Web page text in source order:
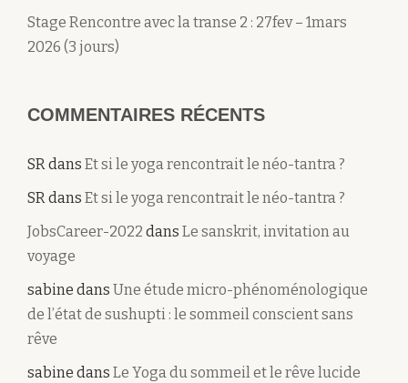
Stage Rencontre avec la transe 2 : 27fev – 1mars
2026 (3 jours)
COMMENTAIRES RÉCENTS
SRdans Et si le yoga rencontrait le néo-tantra ?
SRdans Et si le yoga rencontrait le néo-tantra ?
JobsCareer-2022 dans Le sanskrit, invitation au
voyage
sabine dans Une étude micro-phénoménologique
de l’état de sushupti : le sommeil conscient sans
rêve
sabine dans Le Yoga du sommeil et le rêve lucide